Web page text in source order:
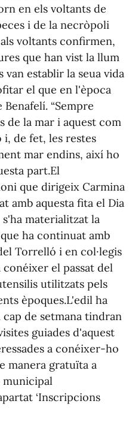
en els voltants de
i de la necròpoli
voltants confirmen,
que han vist la llum
van establir la seua vida
el que en l'època
“Sempre
de la mar i aquest com
i, de fet, les restes
mar endins, així ho
part.El
que dirigeix Carmina
amb aquesta fita el Dia
materialitzat la
ha continuat amb
Torrelló i en col·legis
el passat del
utilitzats pels
èpoques.L'edil ha
de setmana tindran
guiades d'aquest
a conéixer-ho
manera gratuïta a
municipal
‘Inscripcions